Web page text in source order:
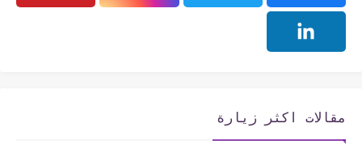
مقالات اكثر زيارة